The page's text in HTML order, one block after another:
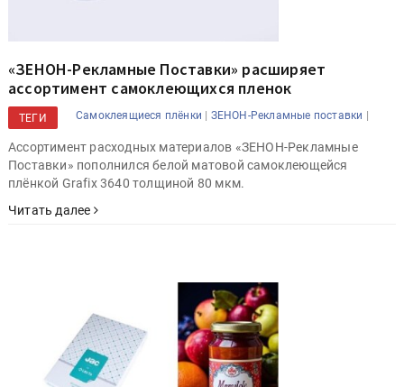
«ЗЕНОН-Рекламные Поставки» расширяет
ассортимент самоклеющихся пленок
ТЕГИ Самоклеящиеся плёнки | ЗЕНОН-Рекламные поставки |
Ассортимент расходных материалов «ЗЕНОН-Рекламные
Поставки» пополнился белой матовой самоклеющейся
плёнкой Grafix 3640 толщиной 80 мкм.
Читать далее